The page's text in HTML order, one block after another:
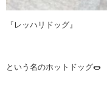
『レッハリドッグ』
という名のホットドッグ🌭